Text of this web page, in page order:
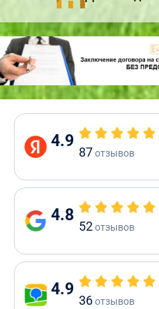
4.9
87отзывов
4.8
52отзывов
4.9
36отзывов